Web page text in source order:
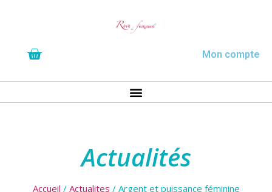
Mon compte
Actualités
Accueil / Actualites / Argent et puissance féminine